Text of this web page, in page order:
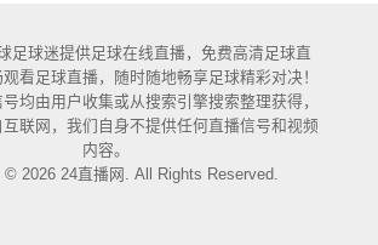
足球迷提供足球在线直播，免费高清足球直
看足球直播，随时随地畅享足球精彩对决！
均由用户收集或从搜索引擎搜索整理获得，
联网，我们自身不提供任何直播信号和视频
内容。
© 2026 24直播网. All Rights Reserved.